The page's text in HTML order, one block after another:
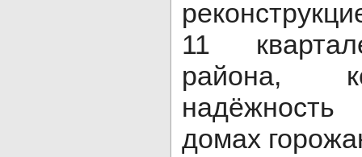
11
района,
надёжность
домах